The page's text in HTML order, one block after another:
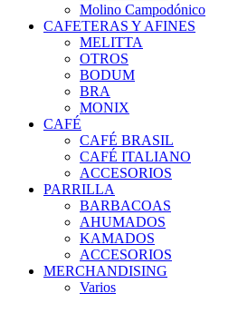
Molino Campodónico
CAFETERAS Y AFINES
MELITTA
OTROS
BODUM
BRA
MONIX
CAFÉ
CAFÉ BRASIL
CAFÉ ITALIANO
ACCESORIOS
PARRILLA
BARBACOAS
AHUMADOS
KAMADOS
ACCESORIOS
MERCHANDISING
Varios